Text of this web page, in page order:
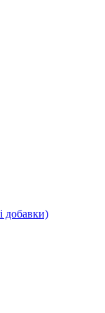
добавки)